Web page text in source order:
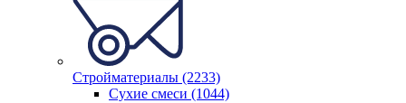
Стройматериалы (2233)
Сухие смеси (1044)